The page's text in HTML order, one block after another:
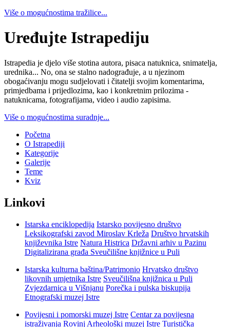
Više o mogućnostima tražilice...
Uređujte Istrapediju
Istrapedia je djelo više stotina autora, pisaca natuknica, snimatelja,
urednika... No, ona se stalno nadograđuje, a u njezinom
obogaćivanju mogu sudjelovati i čitatelji svojim komentarima,
primjedbama i prijedlozima, kao i konkretnim prilozima -
natuknicama, fotografijama, video i audio zapisima.
Više o mogućnostima suradnje...
Početna
O Istrapediji
Kategorije
Galerije
Teme
Kviz
Linkovi
Istarska enciklopedija Istarsko povijesno društvo
Leksikografski zavod Miroslav Krleža Društvo hrvatskih
književnika Istre Natura Histrica Državni arhiv u Pazinu
Digitalizirana građa Sveučilišne knjižnice u Puli
Istarska kulturna baština/Patrimonio Hrvatsko društvo
likovnih umjetnika Istre Sveučilišna knjižnica u Puli
Zvjezdarnica u Višnjanu Porečka i pulska biskupija
Etnografski muzej Istre
Povijesni i pomorski muzej Istre Centar za povijesna
istraživanja Rovinj Arheološki muzej Istre Turistička